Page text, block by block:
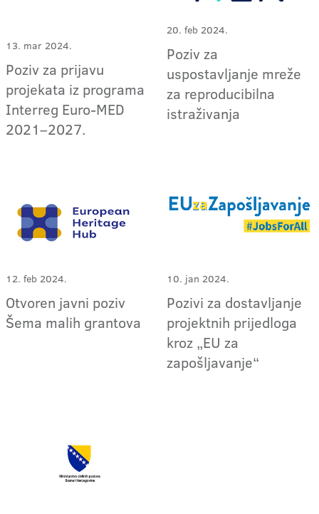
13. mar 2024.
Poziv za prijavu
projekata iz programa
Interreg Euro-MED
2021–2027.
20. feb 2024.
Poziv za
uspostavljanje mreže
za reproducibilna
istraživanja
12. feb 2024.
Otvoren javni poziv
Šema malih grantova
10. jan 2024.
Pozivi za dostavljanje
projektnih prijedloga
kroz „EU za
zapošljavanje“